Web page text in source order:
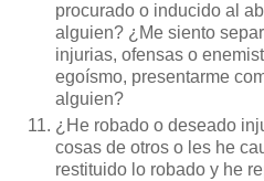
procurado o inducido al
alguien? ¿Me siento
injurias, ofensas o
egoísmo, presentarme
alguien?
¿He robado o deseado
cosas de otros o les he
restituido lo robado y he